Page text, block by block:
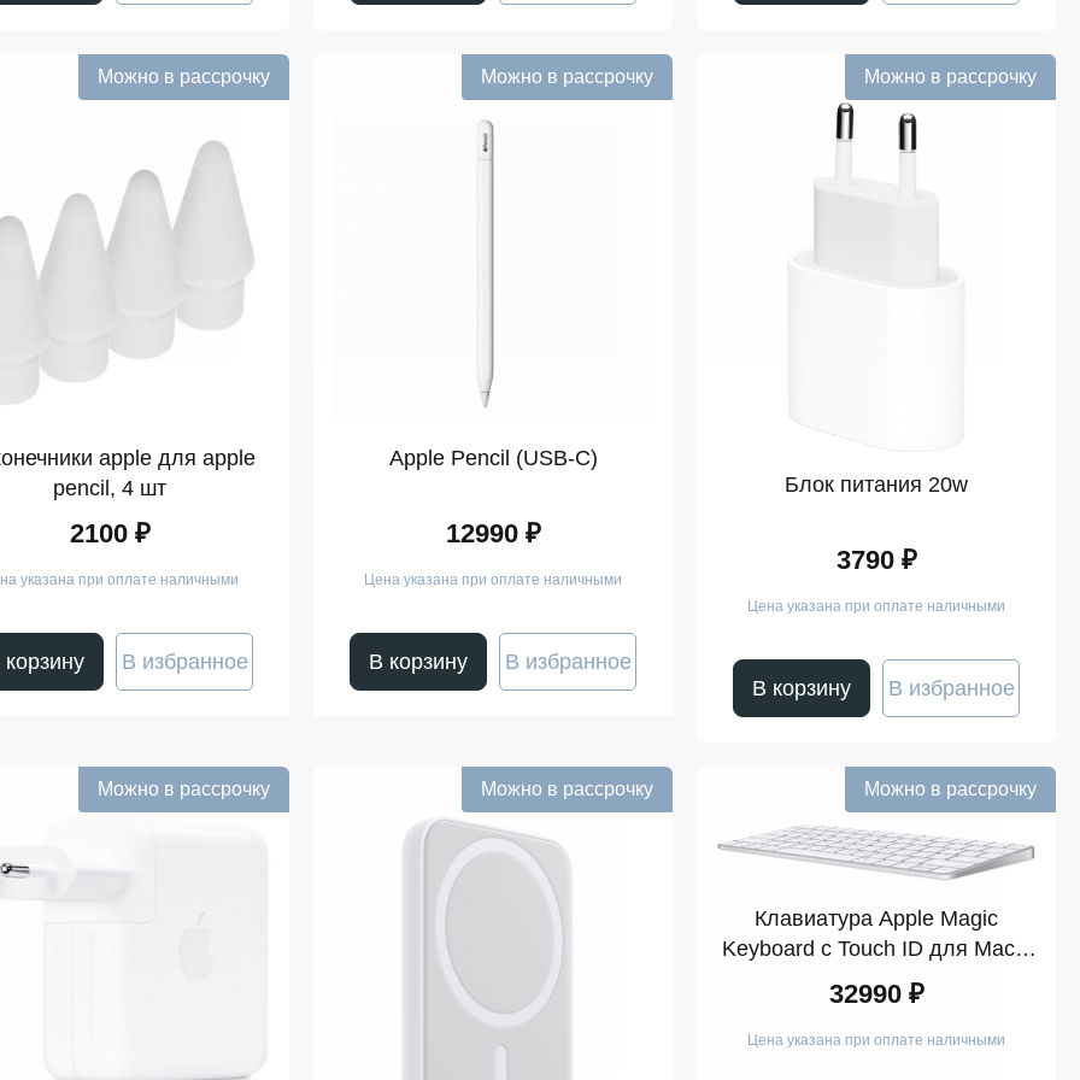
Можно в рассрочку
apple для apple
pencil, 4 шт
2100 ₽
указана при оплате наличными
В избранное
Можно в рассрочку
Apple Pencil (USB-C)
12990 ₽
Цена указана при оплате наличными
В корзину В избранное
Можно в рассрочку
Блок питания 20w
3790 ₽
Цена указана при оплате наличными
В корзину В избранное
Можно в рассрочку Можно в рассрочку Можно в рассрочку
Клавиатура Apple Magic
Keyboard с Touch ID для Mac с
чипом Apple
32990 ₽
Цена указана при оплате наличными